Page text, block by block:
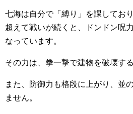
七海は自分で「縛り」を課してお
超えて戦いが続くと、ドンドン呪
なっています。
その力は、拳一撃で建物を破壊する
また、防御力も格段に上がり、並
ません。